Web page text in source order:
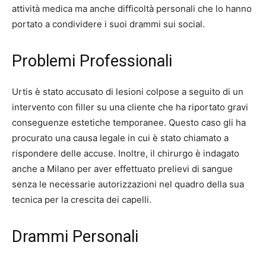
attività medica ma anche difficoltà personali che lo hanno
portato a condividere i suoi drammi sui social.
Problemi Professionali
Urtis è stato accusato di lesioni colpose a seguito di un
intervento con filler su una cliente che ha riportato gravi
conseguenze estetiche temporanee. Questo caso gli ha
procurato una causa legale in cui è stato chiamato a
rispondere delle accuse. Inoltre, il chirurgo è indagato
anche a Milano per aver effettuato prelievi di sangue
senza le necessarie autorizzazioni nel quadro della sua
tecnica per la crescita dei capelli.
Drammi Personali